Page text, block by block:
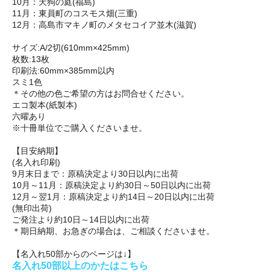
11月：東員町のコスモス畑(三重)
12月：高島市マキノ町のメタセコイア並木(滋賀)
サイズ:A/2切(610mm×425mm)
枚数:13枚
印刷法:60mm×385mm以内
スミ1色
＊その他の色ご希望の方はお問合せください。
エコ製本(紙製本)
六曜あり
※十冊単位でご購入くださいませ。
【目安納期】
(名入れ印刷)
9月末日まで：原稿決定より30日以内に出荷
10月～11月：原稿決定より約30日～50日以内に出荷
12月～翌1月：原稿決定より約14日～20日以内に出荷
(無印出荷)
ご発注より約10日～14日以内に出荷
＊期日納期、お急ぎの場合は、ご相談くださいませ。
【名入れ50部からのページは↓】
名入れ50部以上のかたはこちら